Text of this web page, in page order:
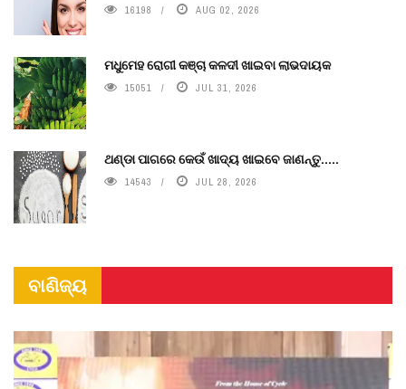
16198 AUG 02, 2026
ମଧୁମେହ ରୋଗୀ କଞ୍ଚା କଳଦୀ ଖାଇବା ଲାଭଦାୟକ
15051 JUL 31, 2026
ଥଣ୍ଡା ପାଗରେ କେଉଁ ଖାଦ୍ୟ ଖାଇବେ ଜାଣନ୍ତୁ.....
14543 JUL 28, 2026
ବାଣିଜ୍ୟ